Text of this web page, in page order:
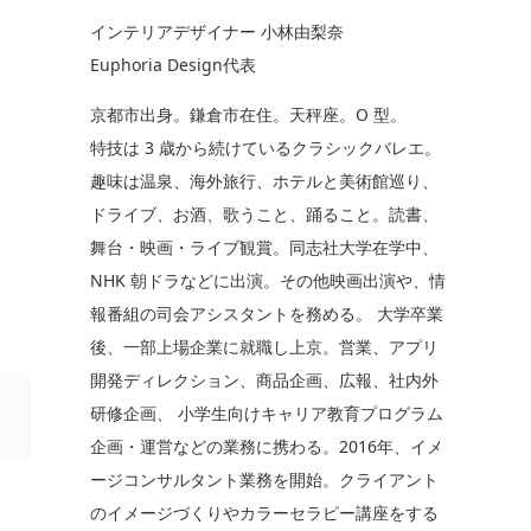
インテリアデザイナー 小林由梨奈
Euphoria Design代表
京都市出身。鎌倉市在住。天秤座。O 型。
特技は 3 歳から続けているクラシックバレエ。
趣味は温泉、海外旅行、ホテルと美術館巡り、
ドライブ、お酒、歌うこと、踊ること。読書、
舞台・映画・ライブ観賞。同志社大学在学中、
NHK 朝ドラなどに出演。その他映画出演や、情
報番組の司会アシスタントを務める。 大学卒業
後、一部上場企業に就職し上京。営業、アプリ
開発ディレクション、商品企画、広報、社内外
研修企画、 小学生向けキャリア教育プログラム
企画・運営などの業務に携わる。2016年、イメ
ージコンサルタント業務を開始。クライアント
のイメージづくりやカラーセラピー講座をする